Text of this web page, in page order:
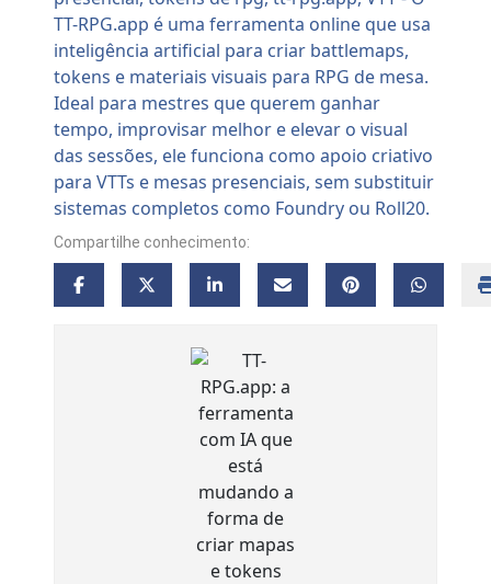
Compartilhe conhecimento: